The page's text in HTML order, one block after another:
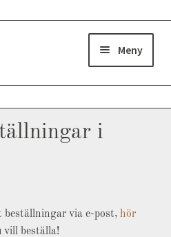
Meny
i
beställningar via e-post,hör
vill beställa!